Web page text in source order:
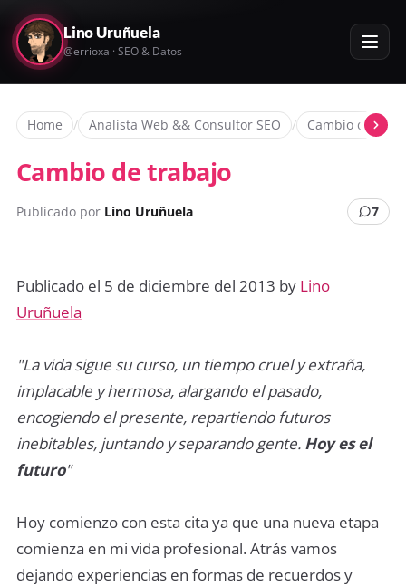
Lino Uruñuela
@errioxa · SEO & Datos
Home / Analista Web && Consultor SEO / Cambio de
Cambio de trabajo
Publicado por Lino Uruñuela 7
Publicado el 5 de diciembre del 2013 by Lino
Uruñuela
"La vida sigue su curso, un tiempo cruel y extraña,
implacable y hermosa, alargando el pasado,
encogiendo el presente, repartiendo futuros
inebitables, juntando y separando gente. Hoy es el
futuro"
Hoy comienzo con esta cita ya que una nueva etapa
comienza en mi vida profesional. Atrás vamos
dejando experiencias en formas de recuerdos y